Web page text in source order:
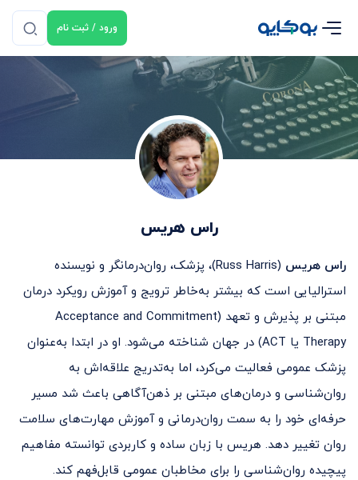
ورود / ثبت نام
راس هریس
راس هریس
(Russ Harris)، پزشک، روان‌درمانگر و نویسنده
استرالیایی است که بیشتر به‌خاطر ترویج و آموزش رویکرد درمان
مبتنی بر پذیرش و تعهد (Acceptance and Commitment
Therapy یا ACT) در جهان شناخته می‌شود. او در ابتدا به‌عنوان
پزشک عمومی فعالیت می‌کرد، اما به‌تدریج علاقه‌اش به
روان‌شناسی و درمان‌های مبتنی بر ذهن‌آگاهی باعث شد مسیر
حرفه‌ای خود را به سمت روان‌درمانی و آموزش مهارت‌های سلامت
روان تغییر دهد. هریس با زبان ساده و کاربردی توانسته مفاهیم
پیچیده روان‌شناسی را برای مخاطبان عمومی قابل‌فهم کند.